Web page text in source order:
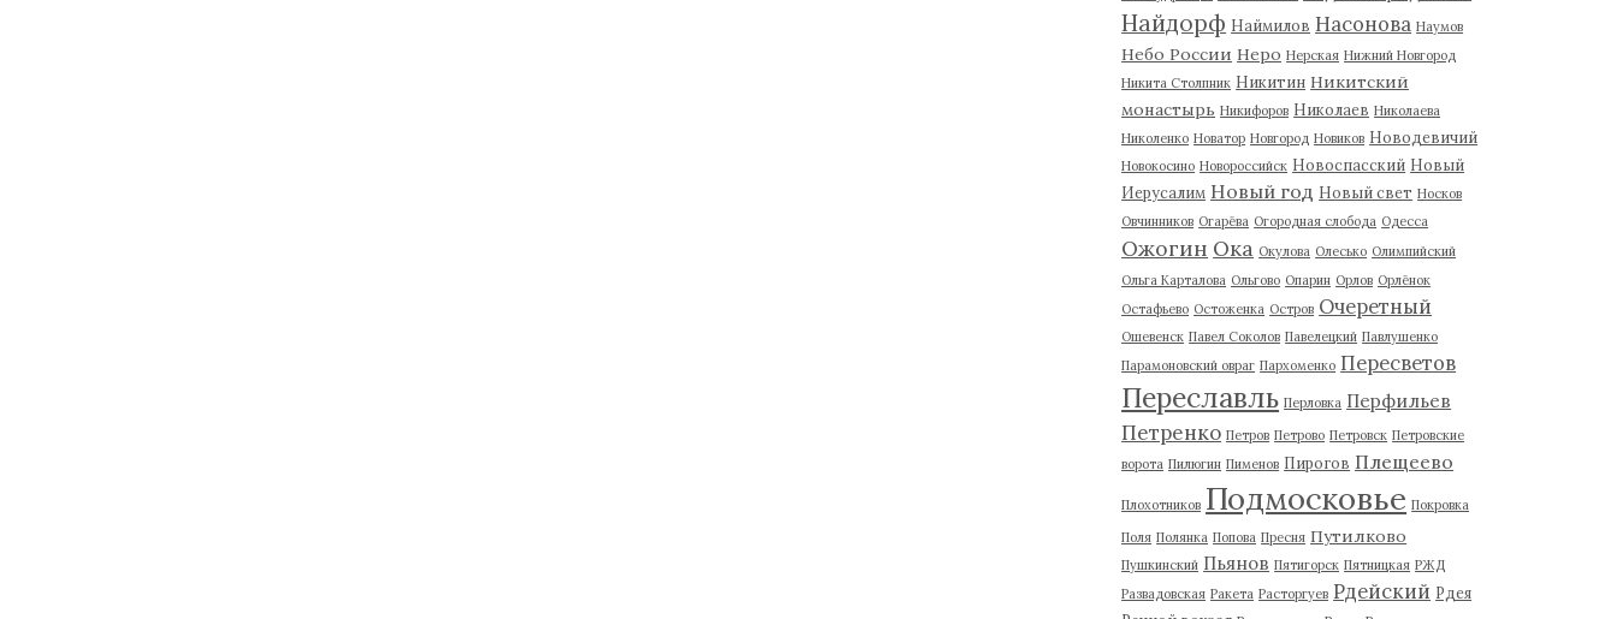
Найдорф Наймилов Насонова Наумов
Небо России Неро Нерская Нижний Новгород
Никита Столпник Никитин Никитский
монастырь Никифоров Николаев Николаева
Николенко Новатор Новгород Новиков Новодевичий
Новокосино Новороссийск Новоспасский Новый
Иерусалим Новый год Новый свет Носков
Овчинников Огарёва Огородная слобода Одесса
Ожогин Ока Окулова Олесько Олимпийский
Ольга Карталова Ольгово Опарин Орлов Орлёнок
Остафьево Остоженка Остров Очеретный
Ошевенск Павел Соколов Павелецкий Павлушенко
Парамоновский овраг Пархоменко Пересветов
Переславль Перловка Перфильев
Петренко Петров Петрово Петровск Петровские
ворота Пилюгин Пименов Пирогов Плещеево
Плохотников Подмосковье Покровка
Поля Полянка Попова Пресня Путилково
Пушкинский Пьянов Пятигорск Пятницкая РЖД
Развадовская Ракета Расторгуев Рдейский Рдея